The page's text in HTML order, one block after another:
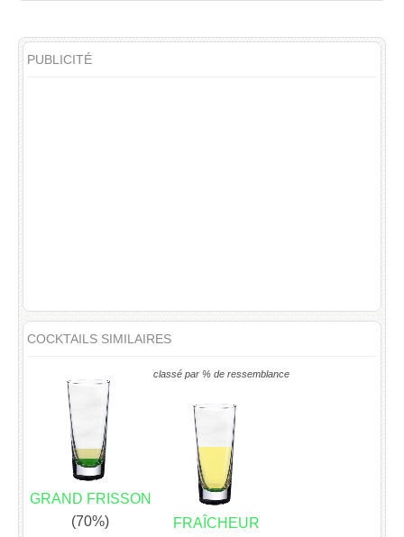
PUBLICITÉ
COCKTAILS SIMILAIRES
classé par % de ressemblance
GRAND FRISSON
(70%)
FRAÎCHEUR